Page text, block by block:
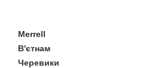
Merrell
В'єтнам
Черевики